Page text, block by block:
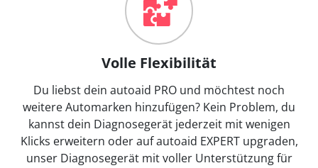
Volle Flexibilität
Du liebst dein autoaid PRO und möchtest noch
weitere Automarken hinzufügen? Kein Problem, du
kannst dein Diagnosegerät jederzeit mit wenigen
Klicks erweitern oder auf autoaid EXPERT upgraden,
unser Diagnosegerät mit voller Unterstützung für